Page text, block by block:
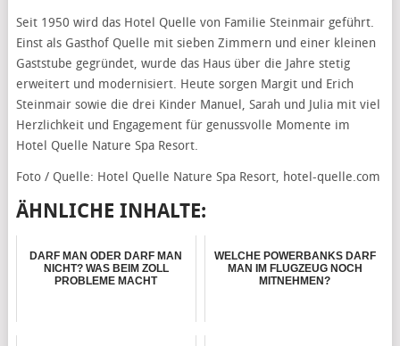
Seit 1950 wird das Hotel Quelle von Familie Steinmair geführt.
Einst als Gasthof Quelle mit sieben Zimmern und einer kleinen
Gaststube gegründet, wurde das Haus über die Jahre stetig
erweitert und modernisiert. Heute sorgen Margit und Erich
Steinmair sowie die drei Kinder Manuel, Sarah und Julia mit viel
Herzlichkeit und Engagement für genussvolle Momente im
Hotel Quelle Nature Spa Resort.
Foto / Quelle: Hotel Quelle Nature Spa Resort, hotel-quelle.com
ÄHNLICHE INHALTE:
DARF MAN ODER DARF MAN
NICHT? WAS BEIM ZOLL
PROBLEME MACHT
WELCHE POWERBANKS DARF
MAN IM FLUGZEUG NOCH
MITNEHMEN?